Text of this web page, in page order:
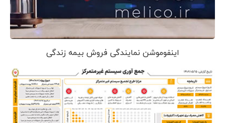
اینفوموشن نمایندگی فروش بیمه زندگی